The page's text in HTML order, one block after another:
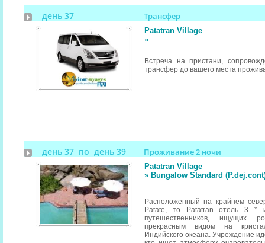
день 37 Трансфер
Patatran Village
»
Встреча на пристани,
трансфер до вашего места
день 37 по день 39 Проживание 2 ночи
Patatran Village
» Bungalow Standard
Расположенный на крайнем
Patate, то Patatran отель 3 *
путешественников, ищущих
прекрасным видом на
Индийского океана. Учреждение